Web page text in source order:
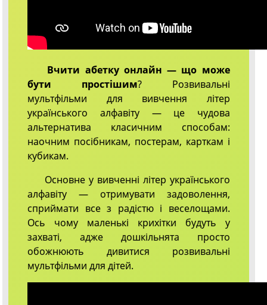
Вчити абетку онлайн — що може
бути простішим? Розвивальні
мультфільми для вивчення літер
українського алфавіту — це чудова
альтернатива класичним способам:
наочним посібникам, постерам, карткам і
кубикам.
Основне у вивченні літер українського
алфавіту — отримувати задоволення,
сприймати все з радістю і веселощами.
Ось чому маленькі крихітки будуть у
захваті, адже дошкільнята просто
обожнюють дивитися розвивальні
мультфільми для дітей.